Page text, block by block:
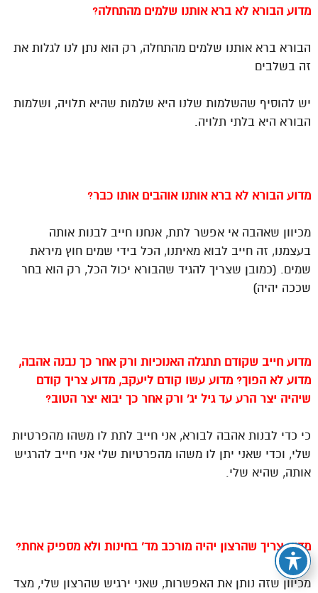
מדוע הבורא לא ברא אותנו שלמים מהתחלה?
הבורא ברא אותנו שלמים מהתחלה, רק הוא נתן לנו לגלות את
זה בשלבים
יש להוסיף שהשלמות שלנו היא שלמות שהיא תלויה, ושלמות
הבורא היא בלתי תלויה.
מדוע הבורא לא ברא אותנו אוהבים אותו כבר?
מכיוון שאהבה אי אפשר לתת, אנחנו חייב לבנות אותה
בעצמנו, זה חייב לבוא מאיתנו, הכל בידי שמים חוץ מיראת
שמים. (כמובן שצריך להגיד שהבורא יכול הכל, רק הוא בחר
שככה יהיה)
מדוע חייב שקודם תתגלה האנוכיות ורק אחר כך נבנה אהבה,
מדוע לא הפוך? מדוע עשו קודם ליעקב, מדוע צריך קודם
שיהיה יצר הרע עד גיל יג’ ורק אחר כך יבוא יצר הטוב?
כי כדי לבנות אהבה לבורא, אני חייב לתת לו משהו מהפרטיות
שלי, וכדי שאני יתן לו משהו מהפרטיות שלי אני חייב להרגיש
אותה, שהיא שלי.
מדוע צריך שהרצון יהיה מורכב מד’ בחינות ולא מספיק אחת?
מכיוון שזה נותן את האפשרות, שאני ירגיש שהרצון שלי, מצד